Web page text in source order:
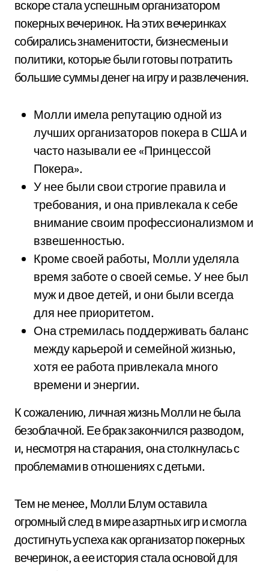
вскоре стала успешным организатором
покерных вечеринок. На этих вечеринках
собирались знаменитости, бизнесмены и
политики, которые были готовы потратить
большие суммы денег на игру и развлечения.
Молли имела репутацию одной из
лучших организаторов покера в США и
часто называли ее «Принцессой
Покера».
У нее были свои строгие правила и
требования, и она привлекала к себе
внимание своим профессионализмом и
взвешенностью.
Кроме своей работы, Молли уделяла
время заботе о своей семье. У нее был
муж и двое детей, и они были всегда
для нее приоритетом.
Она стремилась поддерживать баланс
между карьерой и семейной жизнью,
хотя ее работа привлекала много
времени и энергии.
К сожалению, личная жизнь Молли не была
безоблачной. Ее брак закончился разводом,
и, несмотря на старания, она столкнулась с
проблемами в отношениях с детьми.
Тем не менее, Молли Блум оставила
огромный след в мире азартных игр и смогла
достигнуть успеха как организатор покерных
вечеринок, а ее история стала основой для